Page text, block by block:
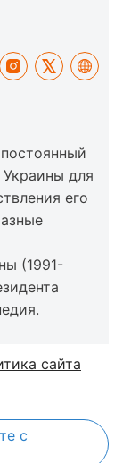
для
его
(1991-
.
сайта
с